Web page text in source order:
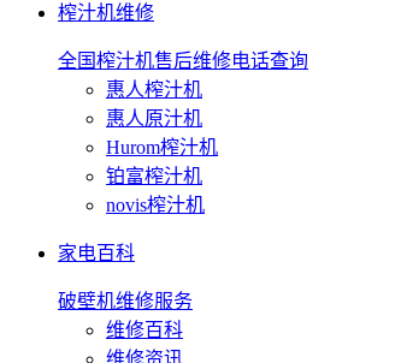
榨汁机维修
全国榨汁机售后维修电话查询
惠人榨汁机
惠人原汁机
Hurom榨汁机
铂富榨汁机
novis榨汁机
家电百科
破壁机维修服务
维修百科
维修资讯